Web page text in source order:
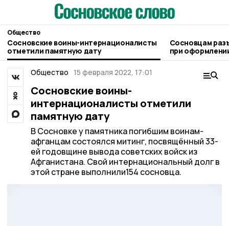
Общество
Сосновские воины-интернационалисты
отметили памятную дату
Сосновцам
при
людьми
Общество 15 февраля 2022, 17:01
Сосновские воины-
интернационалисты отметили
памятную дату
В Сосновке у памятника погибшим воинам-
афганцам состоялся митинг, посвящённый 33-
ей годовщине вывода советских войск из
Афганистана. Свой интернациональный долг в
этой стране выполнили154 сосновца.